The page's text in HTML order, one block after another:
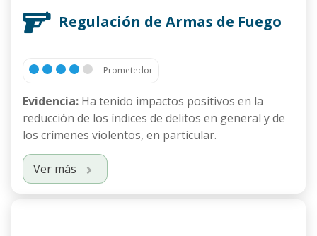
Regulación de Armas de Fuego
Prometedor
Evidencia: Ha tenido impactos positivos en la
reducción de los índices de delitos en general y de
los crímenes violentos, en particular.
Ver más